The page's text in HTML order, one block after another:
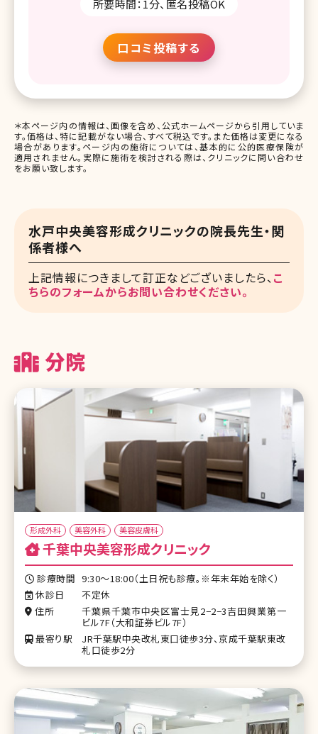
所要時間：1分、匿名投稿OK
口コミ投稿する
＊本ページ内の情報は、画像を含め、公式ホームページから引用していま
す。価格は、特に記載がない場合、すべて税込です。また価格は変更になる
場合があります。ページ内の施術については、基本的に公的医療保険が
適用されません。実際に施術を検討される際は、クリニックに問い合わせ
をお願い致します。
水戸中央美容形成クリニックの院長先生・関
係者様へ
上記情報につきまして訂正などございましたら、こ
ちらのフォームからお問い合わせください。
分院
形成外科 美容外科 美容皮膚科
千葉中央美容形成クリニック
診療時間 9:30～18:00（土日祝も診療。※年末年始を除く）
休診日
不定休
住所
千葉県千葉市中央区富士見2−2−3吉田興業第一
ビル7F（大和証券ビル7F）
最寄り駅
JR千葉駅中央改札東口徒歩3分、京成千葉駅東改
札口徒歩2分